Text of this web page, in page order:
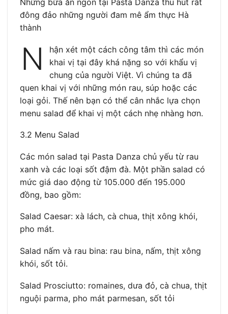
đông đảo những người đam mê ẩm thực Hà
thành
N
hận xét một cách công tâm thì các món
khai vị tại đây khá nặng so với khẩu vị
chung của người Việt. Vì chúng ta đã
quen khai vị với những món rau, súp hoặc các
loại gỏi. Thế nên bạn có thể cân nhắc lựa chọn
menu salad để khai vị một cách nhẹ nhàng hơn.
3.2 Menu Salad
Các món salad tại Pasta Danza chủ yếu từ rau
xanh và các loại sốt đậm đà. Một phần salad có
mức giá dao động từ 105.000 đến 195.000
đồng, bao gồm:
Salad Caesar: xà lách, cà chua, thịt xông khói,
pho mát.
Salad nấm và rau bina: rau bina, nấm, thịt xông
khói, sốt tỏi.
Salad Prosciutto: romaines, dưa đỏ, cà chua, thịt
nguội parma, pho mát parmesan, sốt tỏi